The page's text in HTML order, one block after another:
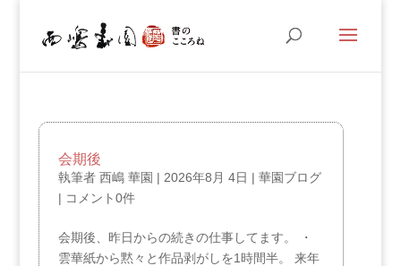
会期後
執筆者 西嶋 華園 | 2026年8月 4日 | 華園ブログ
| コメント0件
会期後、昨日からの続きの仕事してます。 ・
雲華紙から黙々と作品剥がしを1時間半。 来年